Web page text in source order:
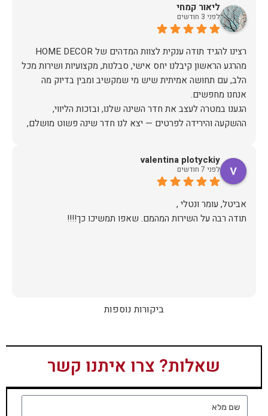
ליאור קמחי
לפני 3 חודשים
מהרגע הראשון קיבלנו יחס אישי, סבלנות, מקצועיות ושירות מכל
הלב, עם תחושה אמיתית שיש מי שמקשיב ומבין בדיוק מה
הגענו במטרה לעצב את חדר השינה שלנו, ובזכות הליווי,
ההשקעה והירידה לפרטים — יצא לנו חדר שינה פשוט מושלם,
אין ספק שעשינו את הבחירה הנכונה. ממליצים מכל הלב לכל מי
valentina plotyckiy
לפני 7 חודשים
תודה רבה על השירות המהמם. שאפו תמשיכו כך!!!!
ביקורות נוספות
שאלות? צרו איתנו קשר